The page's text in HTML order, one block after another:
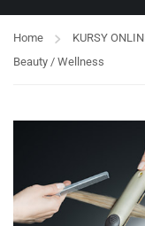
Home KURSY
Beauty / Wellness